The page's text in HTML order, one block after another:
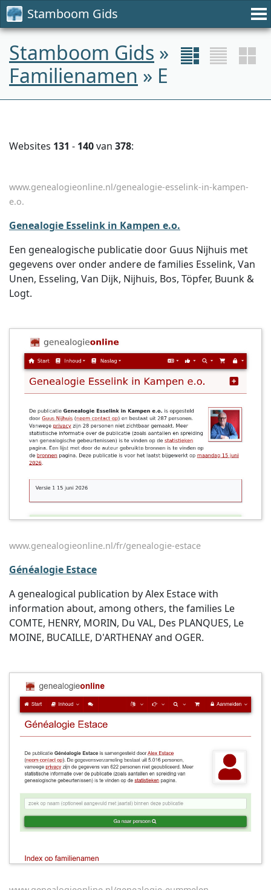
Stamboom Gids
Stamboom Gids »
Familienamen » E
Websites 131 - 140van 378:
www.genealogieonline.nl/genealogie-esselink-in-kampen-
e.o.
Genealogie Esselink in Kampen e.o.
Een genealogische publicatie door Guus Nijhuis met
gegevens over onder andere de families Esselink, Van
Unen, Esseling, Van Dijk, Nijhuis, Bos, Töpfer, Buunk &
Logt.
www.genealogieonline.nl/fr/genealogie-estace
Généalogie Estace
A genealogical publication by Alex Estace with
information about, among others, the families Le
COMTE, HENRY, MORIN, Du VAL, Des PLANQUES, Le
MOINE, BUCAILLE, D'ARTHENAY and OGER.